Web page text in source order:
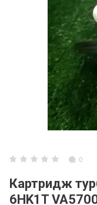
0
Картридж
6HK1T